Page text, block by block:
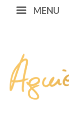
MENU